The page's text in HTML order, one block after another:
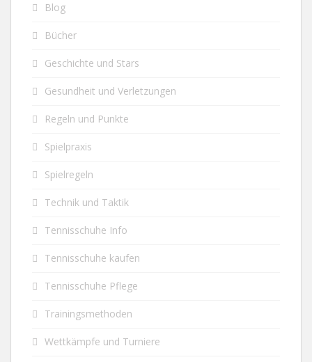
Blog
Bücher
Geschichte und Stars
Gesundheit und Verletzungen
Regeln und Punkte
Spielpraxis
Spielregeln
Technik und Taktik
Tennisschuhe Info
Tennisschuhe kaufen
Tennisschuhe Pflege
Trainingsmethoden
Wettkämpfe und Turniere